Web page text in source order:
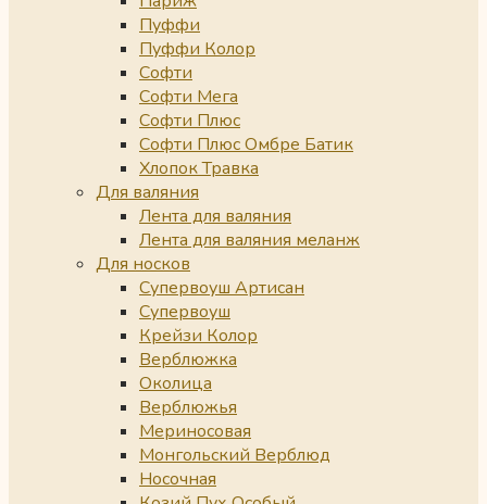
Пуффи
Пуффи Колор
Софти
Софти Мега
Софти Плюс
Софти Плюс Омбре Батик
Хлопок Травка
Для валяния
Лента для валяния
Лента для валяния меланж
Для носков
Супервоуш Артисан
Супервоуш
Крейзи Колор
Верблюжка
Околица
Верблюжья
Мериносовая
Монгольский Верблюд
Носочная